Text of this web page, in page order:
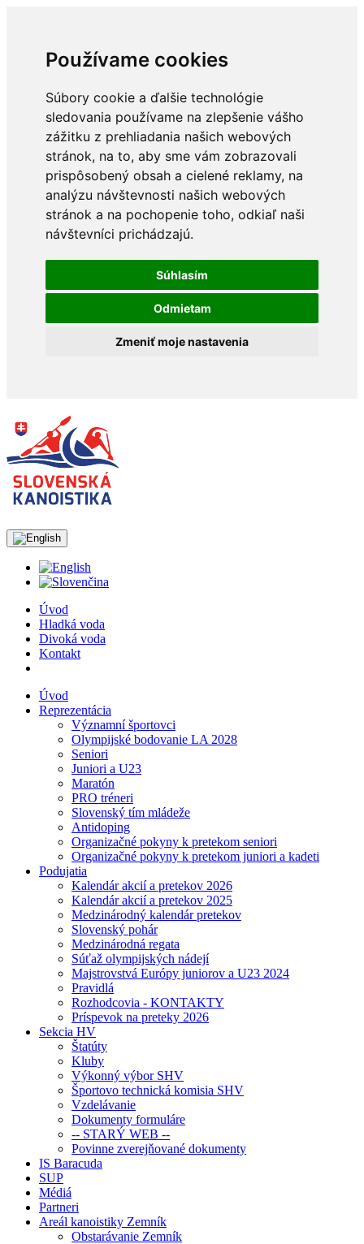
Používame cookies
Súbory cookie a ďalšie technológie
sledovania používame na zlepšenie vášho
zážitku z prehliadania našich webových
stránok, na to, aby sme vám zobrazovali
prispôsobený obsah a cielené reklamy, na
analýzu návštevnosti našich webových
stránok a na pochopenie toho, odkiaľ naši
návštevníci prichádzajú.
Súhlasím
Odmietam
Zmeniť moje nastavenia
Úvod
Hladká voda
Divoká voda
Kontakt
Úvod
Reprezentácia
Významní športovci
Olympijské bodovanie LA 2028
Seniori
Juniori a U23
Maratón
PRO tréneri
Slovenský tím mládeže
Antidoping
Organizačné pokyny k pretekom seniori
Organizačné pokyny k pretekom juniori a kadeti
Podujatia
Kalendár akcií a pretekov 2026
Kalendár akcií a pretekov 2025
Medzinárodný kalendár pretekov
Slovenský pohár
Medzinárodná regata
Súťaž olympijských nádejí
Majstrovstvá Európy juniorov a U23 2024
Pravidlá
Rozhodcovia - KONTAKTY
Príspevok na preteky 2026
Sekcia HV
Štatúty
Kluby
Výkonný výbor SHV
Športovo technická komisia SHV
Vzdelávanie
Dokumenty formuláre
-- STARÝ WEB --
Povinne zverejňované dokumenty
IS Baracuda
SUP
Médiá
Partneri
Areál kanoistiky Zemník
Obstarávanie Zemník